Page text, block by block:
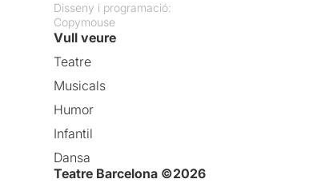
Disseny i programació:
Copymouse
Vull veure
Teatre
Musicals
Humor
Infantil
Dansa
Teatre Barcelona ©2026